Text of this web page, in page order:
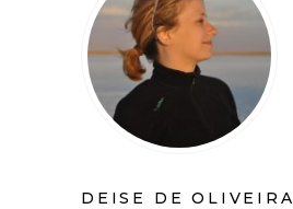
DEISE DE OLIVEIRA